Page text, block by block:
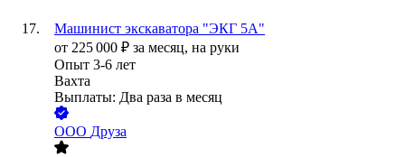
Машинист экскаватора "ЭКГ 5А"
от 225 000 ₽ за месяц, на руки
Опыт 3-6 лет
Вахта
Выплаты: Два раза в месяц
ООО Друза